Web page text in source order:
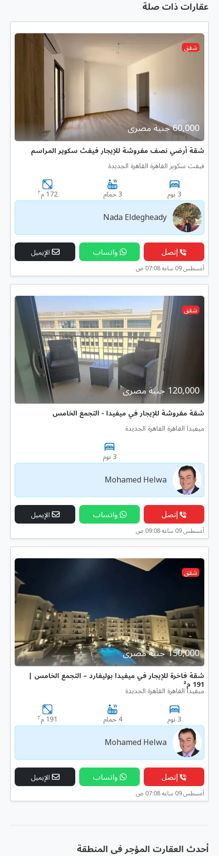
عقارات ذات صلة
شقق
60,000 جنية مصرى
شقة أرضي نصف مفروشة للإيجار فيفث سكوير المراسم
فيفث سكوير القاهرة القاهرة الجديدة
3 نوم 3 حمام 172 م ٢
Nada Eldegheady
إتصل واتساب الإيميل
أغسطس 09 ساعه 07:08 ص
شقق
120,000 جنية مصرى
شقة مفروشة للإيجار في ميفيدا - التجمع الخامس
ميفيدا القاهرة القاهرة الجديدة
3 نوم
Mohamed Helwa
إتصل واتساب الإيميل
أغسطس 09 ساعه 09:08 ص
شقق
150,000 جنية مصرى
شقة فاخرة للإيجار في ميفيدا بوليفارد – التجمع الخامس |
191 م²
ميفيدا القاهرة القاهرة الجديدة
3 نوم 4 حمام 191 م ٢
Mohamed Helwa
إتصل واتساب الإيميل
أغسطس 09 ساعه 07:08 ص
أحدث العقارت المؤجر فى المنطقة